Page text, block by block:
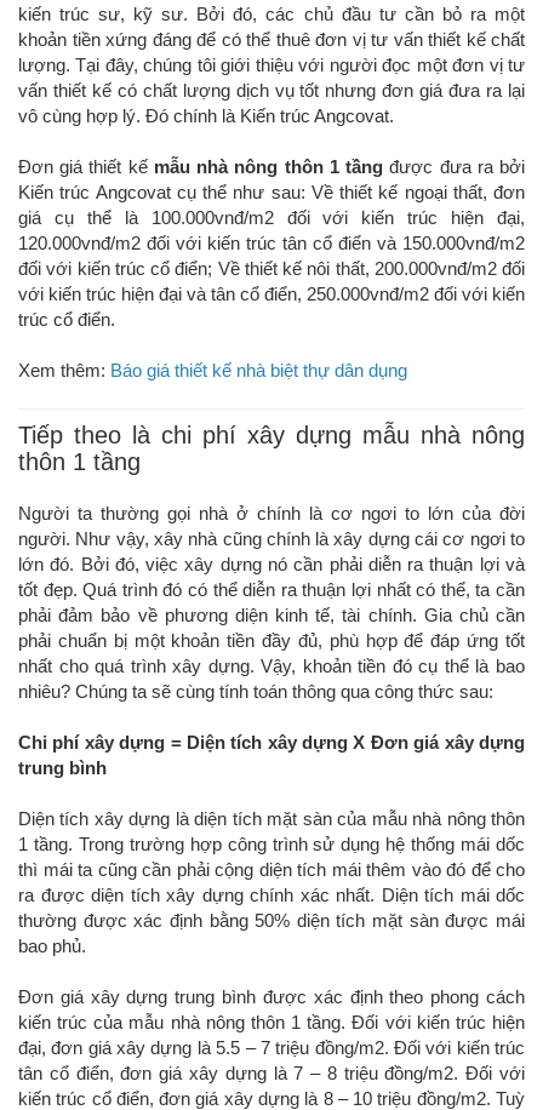
kiến trúc sư, kỹ sư. Bởi đó, các chủ đầu tư cần bỏ ra một
khoản tiền xứng đáng để có thể thuê đơn vị tư vấn thiết kế chất
lượng. Tại đây, chúng tôi giới thiệu với người đọc một đơn vị tư
vấn thiết kế có chất lượng dịch vụ tốt nhưng đơn giá đưa ra lại
vô cùng hợp lý. Đó chính là Kiến trúc Angcovat.
Đơn giá thiết kế mẫu nhà nông thôn 1 tầng được đưa ra bởi
Kiến trúc Angcovat cụ thể như sau: Về thiết kế ngoại thất, đơn
giá cụ thể là 100.000vnđ/m2 đối với kiến trúc hiện đại,
120.000vnđ/m2 đối với kiến trúc tân cổ điển và 150.000vnđ/m2
đối với kiến trúc cổ điển; Về thiết kế nôi thất, 200.000vnđ/m2 đối
với kiến trúc hiện đại và tân cổ điển, 250.000vnđ/m2 đối với kiến
trúc cổ điển.
Xem thêm: Báo giá thiết kế nhà biệt thự dân dụng
Tiếp theo là chi phí xây dựng mẫu nhà nông
thôn 1 tầng
Người ta thường gọi nhà ở chính là cơ ngơi to lớn của đời
người. Như vậy, xây nhà cũng chính là xây dựng cái cơ ngơi to
lớn đó. Bởi đó, việc xây dựng nó cần phải diễn ra thuận lợi và
tốt đẹp. Quá trình đó có thể diễn ra thuận lợi nhất có thể, ta cần
phải đảm bảo về phương diện kinh tế, tài chính. Gia chủ cần
phải chuẩn bị một khoản tiền đầy đủ, phù hợp để đáp ứng tốt
nhất cho quá trình xây dựng. Vậy, khoản tiền đó cụ thể là bao
nhiêu? Chúng ta sẽ cùng tính toán thông qua công thức sau:
Chi phí xây dựng = Diện tích xây dựng X Đơn giá xây dựng
trung bình
Diện tích xây dựng là diện tích mặt sàn của mẫu nhà nông thôn
1 tầng. Trong trường hợp công trình sử dụng hệ thống mái dốc
thì mái ta cũng cần phải cộng diện tích mái thêm vào đó để cho
ra được diện tích xây dựng chính xác nhất. Diện tích mái dốc
thường được xác định bằng 50% diện tích mặt sàn được mái
bao phủ.
Đơn giá xây dựng trung bình được xác định theo phong cách
kiến trúc của mẫu nhà nông thôn 1 tầng. Đối với kiến trúc hiện
đại, đơn giá xây dựng là 5.5 – 7 triệu đồng/m2. Đối với kiến trúc
tân cổ điển, đơn giá xây dựng là 7 – 8 triệu đồng/m2. Đối với
kiến trúc cổ điển, đơn giá xây dựng là 8 – 10 triệu đồng/m2. Tuỳ